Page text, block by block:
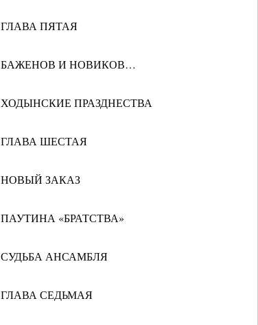
ГЛАВА ПЯТАЯ
БАЖЕНОВ И НОВИКОВ…
ХОДЫНСКИЕ ПРАЗДНЕСТВА
ГЛАВА ШЕСТАЯ
НОВЫЙ ЗАКАЗ
ПАУТИНА «БРАТСТВА»
СУДЬБА АНСАМБЛЯ
ГЛАВА СЕДЬМАЯ